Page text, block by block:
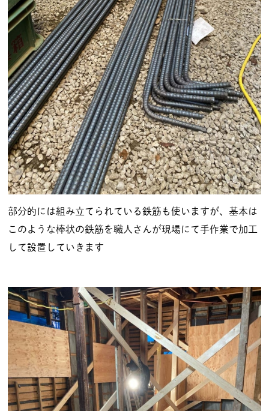
部分的には組み立てられている鉄筋も使いますが、基本は
このような棒状の鉄筋を職人さんが現場にて手作業で加工
して設置していきます